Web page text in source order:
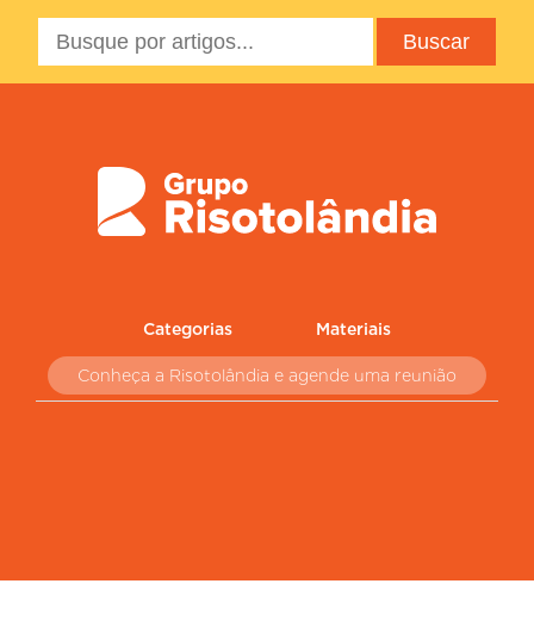
Categorias Materiais
Conheça a Risotolândia e agende uma reunião